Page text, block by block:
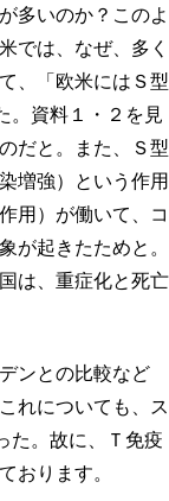
多いのか？このよ
では、なぜ、多く
、「欧米にはＳ型
。資料１・２を見
だと。また、Ｓ型
増強）という作用
用）が働いて、コ
が起きたためと。
は、重症化と死亡
ンとの比較など
れについても、ス
た。故に、Ｔ免疫
おります。